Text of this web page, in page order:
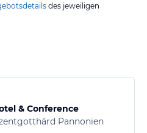
des jeweiligen
& Conference
Pannonien